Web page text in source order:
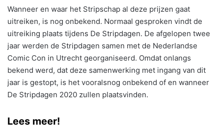
Wanneer en waar het Stripschap al deze prijzen gaat
uitreiken, is nog onbekend. Normaal gesproken vindt de
uitreiking plaats tijdens De Stripdagen. De afgelopen twee
jaar werden de Stripdagen samen met de Nederlandse
Comic Con in Utrecht georganiseerd. Omdat onlangs
bekend werd, dat deze samenwerking met ingang van dit
jaar is gestopt, is het vooralsnog onbekend of en wanneer
De Stripdagen 2020 zullen plaatsvinden.
Lees meer!